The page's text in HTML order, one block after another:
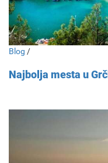
Blog /
Najbolja mesta u